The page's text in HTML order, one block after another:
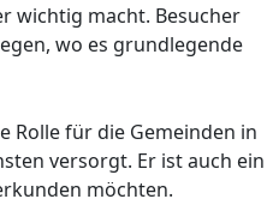
wichtig macht. Besucher
wo es grundlegende
Rolle für die Gemeinden in
versorgt. Er ist auch ein
möchten.